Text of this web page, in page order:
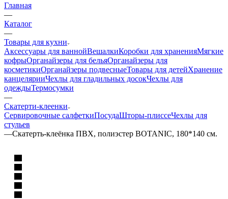
Главная
—
Каталог
—
Товары для кухни
Аксессуары для ваннойВешалкиКоробки для храненияМягкие
кофрыОрганайзеры для бельяОрганайзеры для
косметикиОрганайзеры подвесныеТовары для детейХранение
канцелярииЧехлы для гладильных досокЧехлы для
одеждыТермосумки
—
Скатерти-клеенки
Сервировочные салфеткиПосудаШторы-плиссеЧехлы для
стульев
—Скатерть-клеёнка ПВХ, полиэстер BOTANIC, 180*140 см.